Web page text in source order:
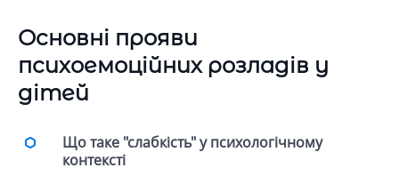
Основні прояви
психоемоційних розладів у
дітей
Що таке "слабкість" у психологічному
контексті